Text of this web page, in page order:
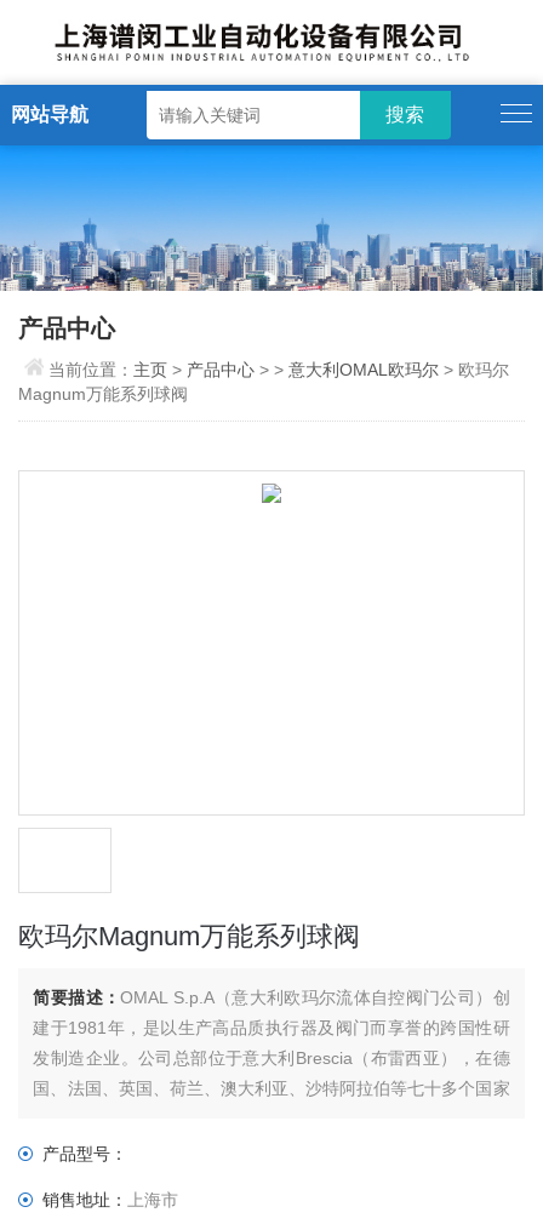
网站导航
产品中心
当前位置： 主页> 产品中心 > >意大利OMAL欧玛尔 > 欧玛尔
Magnum万能系列球阀
欧玛尔Magnum万能系列球阀
简要描述：OMAL S.p.A（意大利欧玛尔流体自控阀门公司）创
建于1981年，是以生产高品质执行器及阀门而享誉的跨国性研
发制造企业。公司总部位于意大利Brescia（布雷西亚），在德
国、法国、英国、荷兰、澳大利亚、沙特阿拉伯等七十多个国家
产品型号：
销售地址：上海市